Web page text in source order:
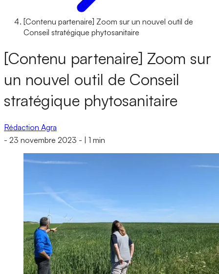
[Contenu partenaire] Zoom sur un nouvel outil de
Conseil stratégique phytosanitaire
[Contenu partenaire] Zoom sur
un nouvel outil de Conseil
stratégique phytosanitaire
Rédaction Agra
- 23 novembre 2023 - 1 min